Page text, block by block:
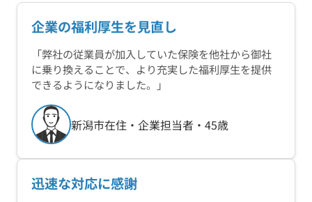
企業の福利厚生を見直し
「弊社の従業員が加入していた保険を他社から御社
に乗り換えることで、より充実した福利厚生を提供
できるようになりました。」
新潟市在住・企業担当者・45歳
迅速な対応に感謝